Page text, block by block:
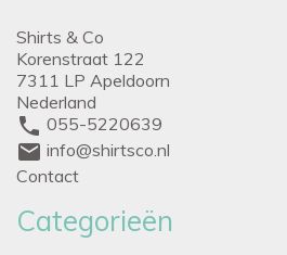
Shirts & Co
Korenstraat 122
7311 LP Apeldoorn
Nederland
phone 055-5220639
mail info@shirtsco.nl
Contact
Categorieën